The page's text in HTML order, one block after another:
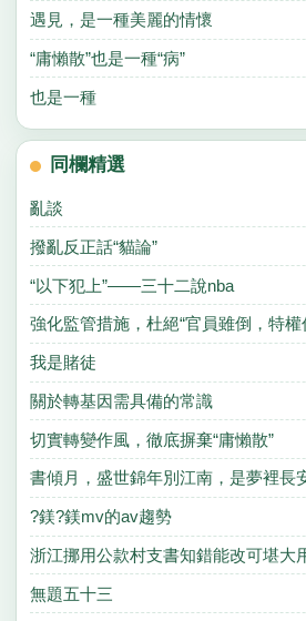
遇見，是一種美麗的情懷
“庸懶散”也是一種“病”
也是一種
同欄精選
亂談
撥亂反正話“貓論”
“以下犯上”——三十二說nba
強化監管措施，杜絕“官員雖倒，特權
我是賭徒
關於轉基因需具備的常識
切實轉變作風，徹底摒棄“庸懶散”
書傾月，盛世錦年別江南，是夢裡長
?鎂?鎂mv的av趨勢
浙江挪用公款村支書知錯能改可堪大
無題五十三